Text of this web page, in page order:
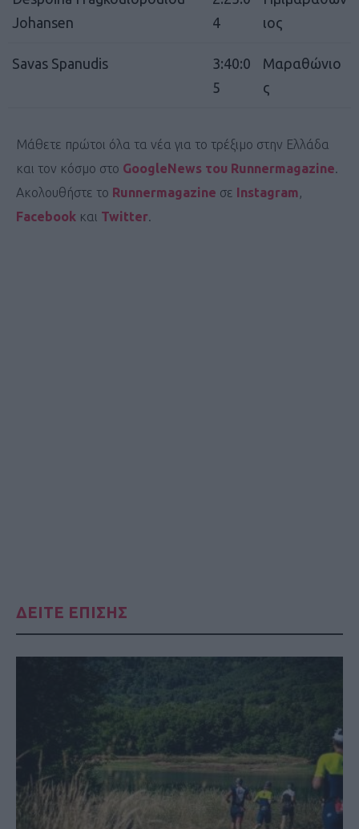
Johansen
4
ιος
Savas Spanudis
3:40:0
5
Μαραθώνιο
ς
Μάθετε πρώτοι όλα τα νέα για το τρέξιμο στην Ελλάδα
και τον κόσμο στο GoogleNews του Runnermagazine.
Ακολουθήστε το Runnermagazine σε Instagram,
Facebook και Twitter.
ΔΕΙΤΕ ΕΠΙΣΗΣ